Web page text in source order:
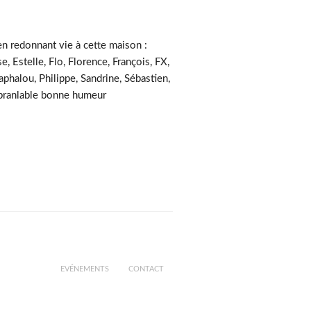
redonnant vie à cette maison :
Estelle, Flo, Florence, François, FX,
Philippe, Sandrine, Sébastien,
bonne humeur
EVÉNEMENTS CONTACT